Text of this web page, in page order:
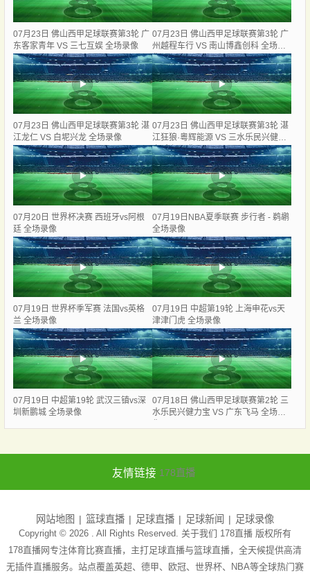
07月23日 佛山西甲足球联赛第3轮 广
东客家青年 VS 三七互娱 全场录像
07月23日 佛山西甲足球联赛第3轮 广
州越程车行 VS 南山博鑫创科 全场录
像
07月23日 佛山西甲足球联赛第3轮 湛
江龙仁 VS 白坭兴龙 全场录像
07月23日 佛山西甲足球联赛第3轮 湛
江狂狼·粵辉能源 VS 三水乐民兴健力
宝 全场录像
07月20日 世界杯决赛 西班牙vs阿根
廷 全场录像
07月19日NBA夏季联赛 步行者 - 鹈鹕
全场录像
07月19日 世界杯季军赛 法国vs英格
兰 全场录像
07月19日 中超第19轮 上海申花vs天
津津门虎 全场录像
07月19日 中超第19轮 武汉三镇vs深
圳新鹏城 全场录像
07月18日 佛山西甲足球联赛第2轮 三
水乐民兴健力宝 VS 广东飞马 全场录
友情链接 178直播
网站地图 篮球直播 足球直播 足球新闻 足球录像
Copyright © 2026 . All Rights Reserved. 关于我们 178直播 版权所有
178直播网专注体育比赛直播，主打足球直播与篮球直播，全天候提供高清
无插件直播服务。站点覆盖英超、德甲、欧冠、世界杯、NBA等全球热门赛